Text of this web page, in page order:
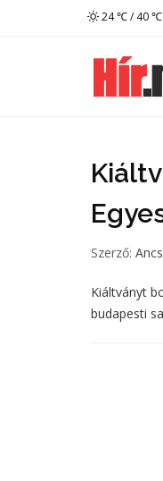
24 ℃ / 40 ℃
Szerző:
Kiáltványt
budapesti